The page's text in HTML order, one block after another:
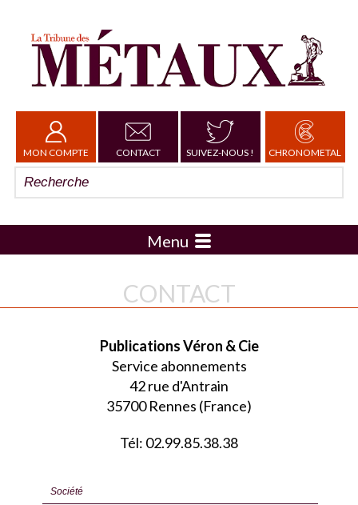
MON COMPTE CONTACT SUIVEZ-NOUS ! CHRONOMETAL
Menu
CONTACT
Publications Véron & Cie
Service abonnements
42 rue d'Antrain
35700 Rennes (France)
Tél: 02.99.85.38.38